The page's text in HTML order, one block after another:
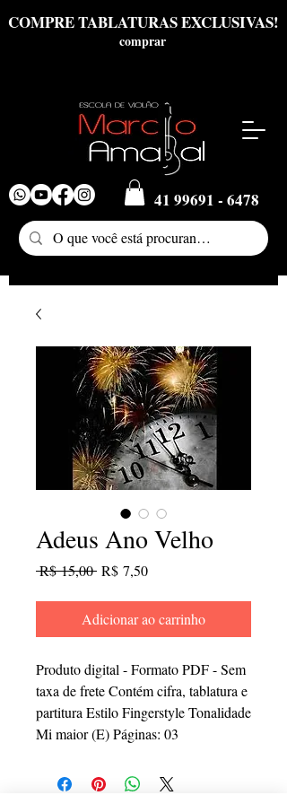
COMPRE TABLATURAS EXCLUSIVAS!
comprar
41 99691 - 6478
Adeus Ano Velho
R$ 15,00 Preço
R$ 7,50Preço
Adicionar ao carrinho
Produto digital - Formato PDF - Sem
taxa de frete Contém cifra, tablatura e
partitura Estilo Fingerstyle Tonalidade
Mi maior (E) Páginas: 03